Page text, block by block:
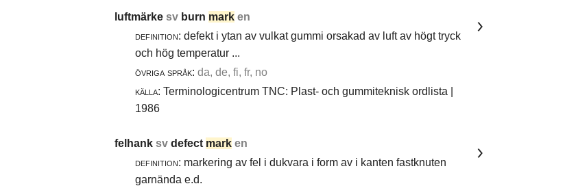
luftmärke sv burn mark en
definition: defekt i ytan av vulkat gummi orsakad av luft av högt tryck
och hög temperatur ...
övriga språk: da, de, fi, fr, no
källa: Terminologicentrum TNC: Plast- och gummiteknisk ordlista |
1986
felhank sv defect mark en
definition: markering av fel i dukvara i form av i kanten fastknuten
garnända e.d.